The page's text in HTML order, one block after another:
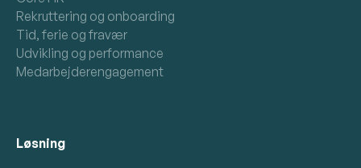
Rekruttering og onboarding
Tid, ferie og fravær
Udvikling og performance
Medarbejderengagement
Løsning